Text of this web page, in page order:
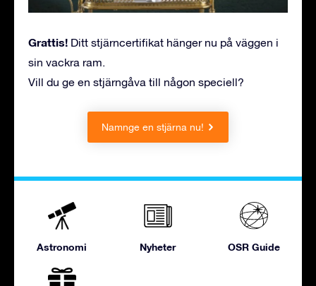
Grattis! Ditt stjärncertifikat hänger nu på väggen i
sin vackra ram.
Vill du ge en stjärngåva till någon speciell?
Namnge en stjärna nu!
Astronomi Nyheter OSR Guide